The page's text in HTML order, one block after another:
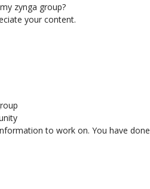
zynga group?
your content.
to work on. You have done